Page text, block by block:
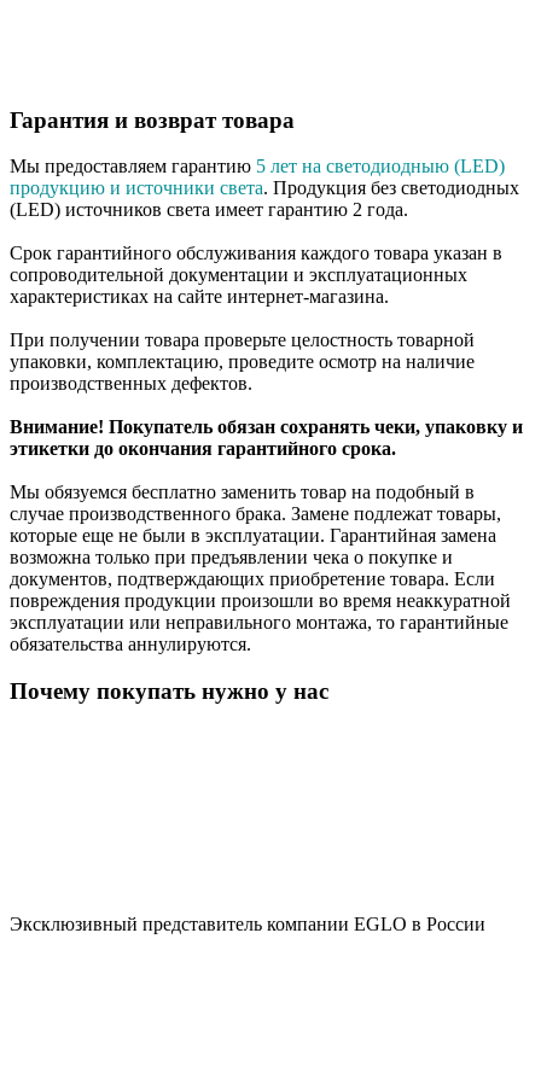
Гарантия и возврат товара
Мы предоставляем гарантию 5 лет на светодиодныю (LED)
продукцию и источники света. Продукция без светодиодных
(LED) источников света имеет гарантию 2 года.
Срок гарантийного обслуживания каждого товара указан в
сопроводительной документации и эксплуатационных
характеристиках на сайте интернет-магазина.
При получении товара проверьте целостность товарной
упаковки, комплектацию, проведите осмотр на наличие
производственных дефектов.
Внимание! Покупатель обязан сохранять чеки, упаковку и
этикетки до окончания гарантийного срока.
Мы обязуемся бесплатно заменить товар на подобный в
случае производственного брака. Замене подлежат товары,
которые еще не были в эксплуатации. Гарантийная замена
возможна только при предъявлении чека о покупке и
документов, подтверждающих приобретение товара. Если
повреждения продукции произошли во время неаккуратной
эксплуатации или неправильного монтажа, то гарантийные
обязательства аннулируются.
Почему покупать нужно у нас
Эксклюзивный представитель компании EGLO в России